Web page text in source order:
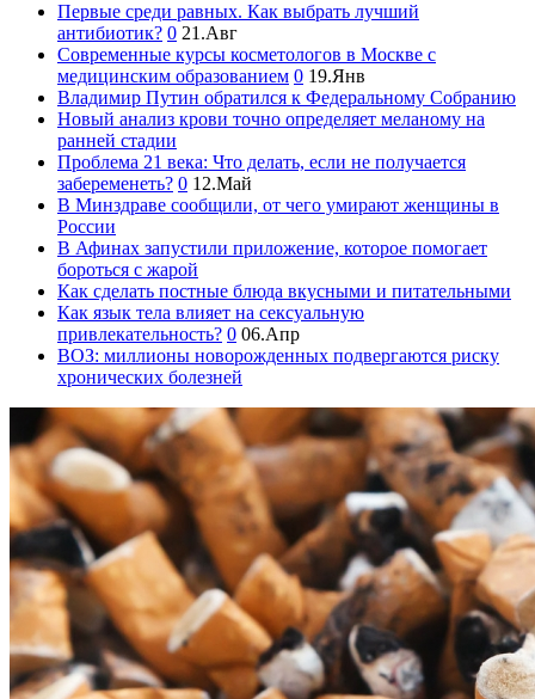
Первые среди равных. Как выбрать лучший
антибиотик? 0 21.Авг
Современные курсы косметологов в Москве с
медицинским образованием 0 19.Янв
Владимир Путин обратился к Федеральному Собранию
Новый анализ крови точно определяет меланому на
ранней стадии
Проблема 21 века: Что делать, если не получается
забеременеть? 0 12.Май
В Минздраве сообщили, от чего умирают женщины в
России
В Афинах запустили приложение, которое помогает
бороться с жарой
Как сделать постные блюда вкусными и питательными
Как язык тела влияет на сексуальную
привлекательность? 0 06.Апр
ВОЗ: миллионы новорожденных подвергаются риску
хронических болезней